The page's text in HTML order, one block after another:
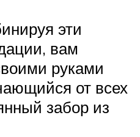
эти
вам
руками
от всех
забор из